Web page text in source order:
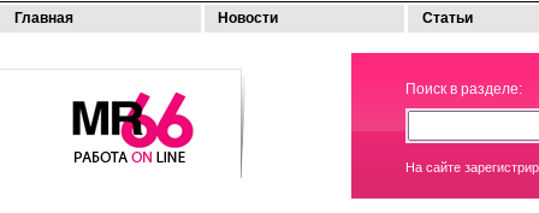
Главная Новости Статьи
МОЯ
РАБОТА
Поиск в разделе:
На сайте